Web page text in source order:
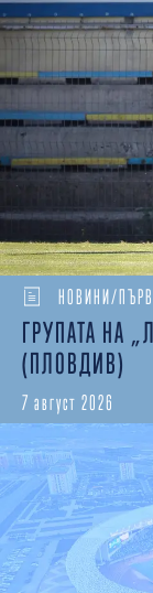
НОВИНИ/
ГРУПАТА НА
(ПЛОВДИВ)
7 август 2026